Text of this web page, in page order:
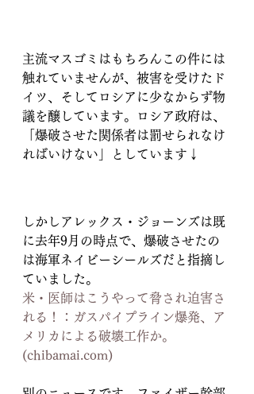
主流マスゴミはもちろんこの件には
触れていませんが、被害を受けたド
イツ、そしてロシアに少なからず物
議を醸しています。ロシア政府は、
「爆破させた関係者は罰せられなけ
ればいけない」としています↓
しかしアレックス・ジョーンズは既
に去年9月の時点で、爆破させたの
は海軍ネイビーシールズだと指摘し
ていました。
米・医師はこうやって脅され迫害さ
れる！：ガスパイプライン爆発、ア
メリカによる破壊工作か。
(chibamai.com)